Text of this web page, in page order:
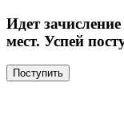
Идет
мест. Успей
Поступить